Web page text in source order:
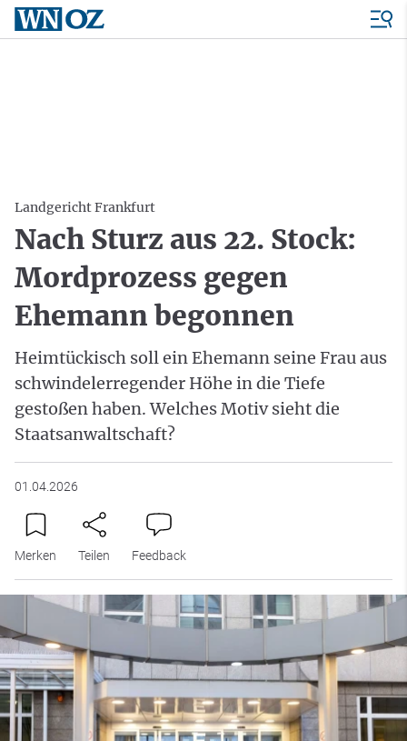
Landgericht Frankfurt
Nach Sturz aus 22. Stock:
Mordprozess gegen
Ehemann begonnen
Heimtückisch soll ein Ehemann seine Frau aus
schwindelerregender Höhe in die Tiefe
gestoßen haben. Welches Motiv sieht die
Staatsanwaltschaft?
01.04.2026
Merken Teilen Feedback